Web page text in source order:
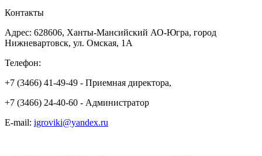
Контакты
Адрес: 628606, Ханты-Мансийский АО-Югра, город
Нижневартовск, ул. Омская, 1А
Телефон:
+7 (3466) 41-49-49 - Приемная директора,
+7 (3466) 24-40-60 - Администратор
E-mail: igroviki@yandex.ru